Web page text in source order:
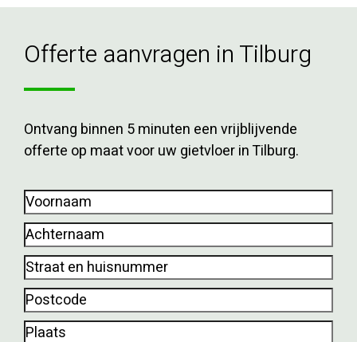
Offerte aanvragen in Tilburg
Ontvang binnen 5 minuten een vrijblijvende
offerte op maat voor uw gietvloer in Tilburg.
Voornaam(Vereist)
Achternaam(Vereist)
Straat
en
huisnummer(Vereist)
Postcode(Vereist)
Plaats(Vereist)